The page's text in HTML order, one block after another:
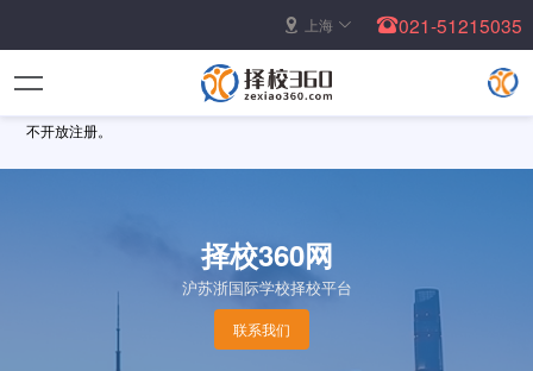
上海 021-51215035
不开放注册。
择校360网
沪苏浙国际学校择校平台
联系我们